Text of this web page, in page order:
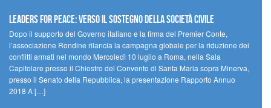
Leaders for peace: verso il sostegno della società civile
Dopo il supporto del Governo italiano e la firma del Premier Conte,
l’associazione Rondine rilancia la campagna globale per la riduzione dei
conflitti armati nel mondo Mercoledì 10 luglio a Roma, nella Sala
Capitolare presso il Chiostro del Convento di Santa Maria sopra Minerva,
presso il Senato della Repubblica, la presentazione Rapporto Annuo
2018 A […]